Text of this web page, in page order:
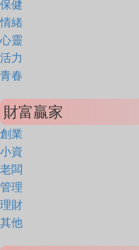
保健
情緒
心靈
活力
青春
財富贏家
創業
小資
老闆
管理
理財
其他